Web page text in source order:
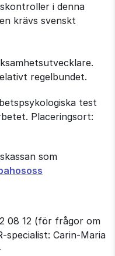
i denna
krävs svenskt
regelbundet.
test
Placeringsort:
som
08 12 (för frågor om
specialist: Carin-Maria